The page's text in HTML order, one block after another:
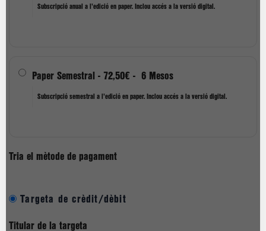
Subscripció anual a l'edició en paper. Inclou accés a la versió digital.
Paper Semestral - 72,50€ - 6 Mesos
Subscripció semestral a l'edició en paper. Inclou accés a la versió digital.
Tria el mètode de pagament
Targeta de crèdit/dèbit
Titular de la targeta